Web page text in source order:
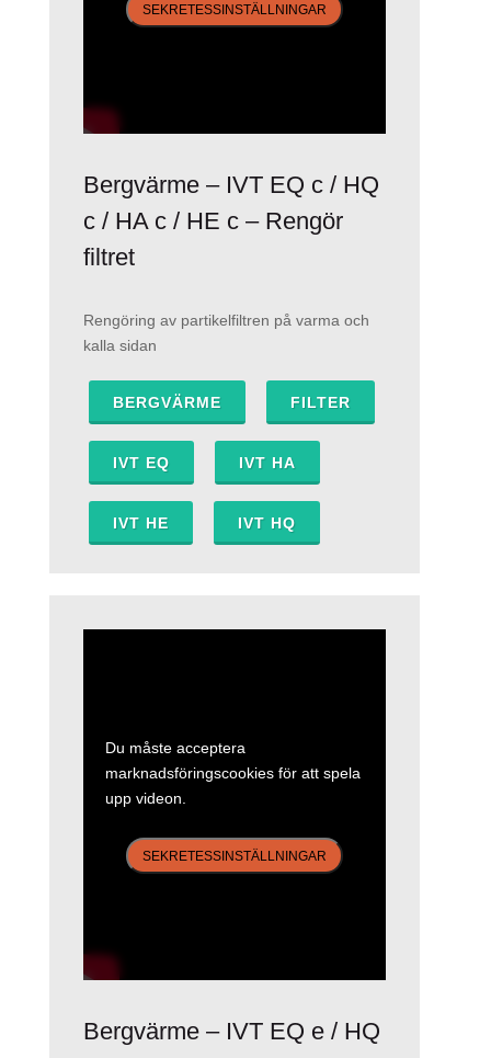
SEKRETESSINSTÄLLNINGAR
Bergvärme – IVT EQ c / HQ
c / HA c / HE c – Rengör
filtret
Rengöring av partikelfiltren på varma och
kalla sidan
BERGVÄRME FILTER
IVT EQ IVT HA
IVT HE IVT HQ
Du måste acceptera
marknadsföringscookies för att spela
upp videon.
SEKRETESSINSTÄLLNINGAR
Bergvärme – IVT EQ e / HQ